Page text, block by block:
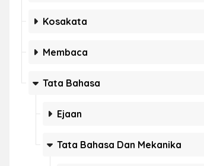
Kosakata
Membaca
Tata Bahasa
Ejaan
Tata Bahasa Dan Mekanika